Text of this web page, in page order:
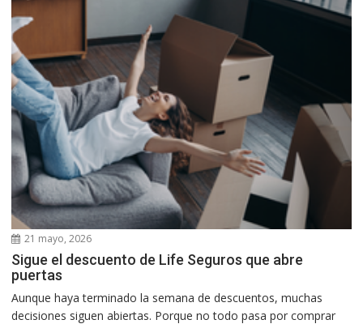
21 mayo, 2026
Sigue el descuento de Life Seguros que abre
puertas
Aunque haya terminado la semana de descuentos, muchas
decisiones siguen abiertas. Porque no todo pasa por comprar